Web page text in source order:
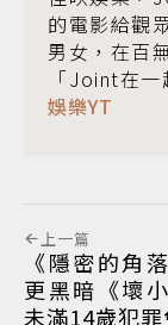
的電影給觀
男女，在百
「Joint在
娛樂YT
上一篇
《隱密的角
更黑暗《壞
未滿14歲犯罪